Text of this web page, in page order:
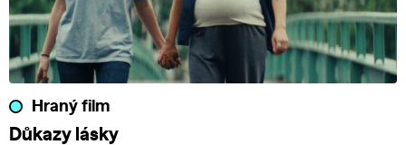
Hraný film
Důkazy lásky